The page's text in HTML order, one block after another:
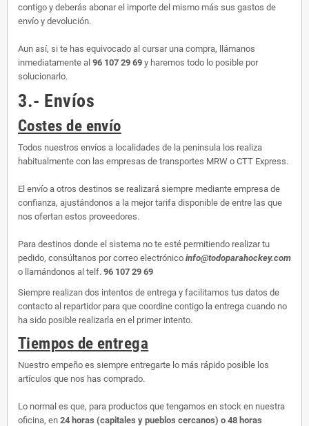
contigo y deberás abonar el importe del mismo más sus gastos de
envío y devolución.
Aun así, si te has equivocado al cursar una compra, llámanos
inmediatamente al 96 107 29 69 y haremos todo lo posible por
solucionarlo.
3.- Envíos
Costes de envío
Todos nuestros envíos a localidades de la peninsula los realiza
habitualmente con las empresas de transportes MRW o CTT Express.
El envío a otros destinos se realizará siempre mediante empresa de
confianza, ajustándonos a la mejor tarifa disponible de entre las que
nos ofertan estos proveedores.
Para destinos donde el sistema no te esté permitiendo realizar tu
pedido, consúltanos por correo electrónico info@todoparahockey.com
o llamándonos al telf. 96 107 29 69
Siempre realizan dos intentos de entrega y facilitamos tus datos de
contacto al repartidor para que coordine contigo la entrega cuando no
ha sido posible realizarla en el primer intento.
Tiempos de entrega
Nuestro empeño es siempre entregarte lo más rápido posible los
artículos que nos has comprado.
Lo normal es que, para productos que tengamos en stock en nuestra
oficina, en 24 horas (capitales y pueblos cercanos) o 48 horas